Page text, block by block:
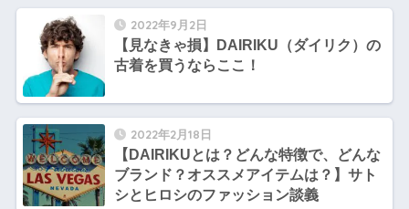
2022年9月2日
【見なきゃ損】DAIRIKU（ダイリク）の
古着を買うならここ！
2022年2月18日
【DAIRIKUとは？どんな特徴で、どんな
ブランド？オススメアイテムは？】サト
シとヒロシのファッション談義